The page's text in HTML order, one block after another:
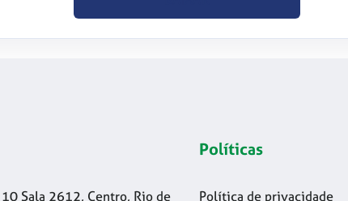
Sala 2612, Centro, Rio de
Políticas
Política de privacidade